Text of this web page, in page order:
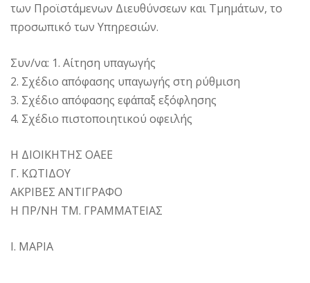
των Προϊστάμενων Διευθύνσεων και Τμημάτων, το
προσωπικό των Υπηρεσιών.
Συν/να: 1. Αίτηση υπαγωγής
2. Σχέδιο απόφασης υπαγωγής στη ρύθμιση
3. Σχέδιο απόφασης εφάπαξ εξόφλησης
4. Σχέδιο πιστοποιητικού οφειλής
Η ΔΙΟΙΚΗΤΗΣ ΟΑΕΕ
Γ. ΚΩΤΙΔΟΥ
ΑΚΡΙΒΕΣ ΑΝΤΙΓΡΑΦΟ
Η ΠΡ/ΝΗ ΤΜ. ΓΡΑΜΜΑΤΕΙΑΣ
Ι. ΜΑΡΙΑ